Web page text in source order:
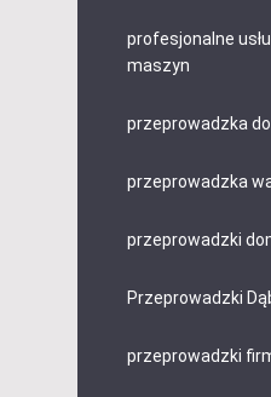
profesjonalne
maszyn
przeprowadzka
przeprowadzka
przeprowadzki
Przeprowadzki
przeprowadzki